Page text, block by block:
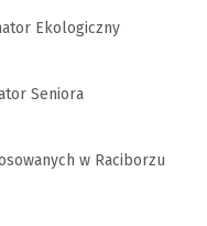
Ekologiczny
Seniora
w Raciborzu